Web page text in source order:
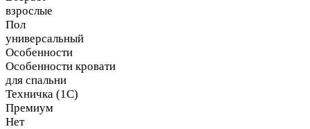
взрослые
Пол
универсальный
Особенности
Особенности кровати
для спальни
Техничка (1С)
Премиум
Нет